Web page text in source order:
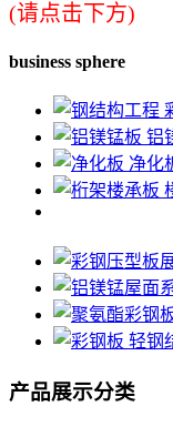
(请点击下方)
business sphere
铝
净化
轻钢
产品展示分类